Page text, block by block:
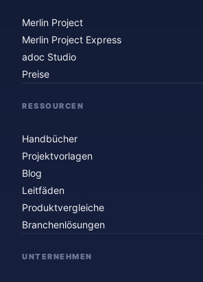
Merlin Project
Merlin Project Express
adoc Studio
Preise
RESSOURCEN
Handbücher
Projektvorlagen
Blog
Leitfäden
Produktvergleiche
Branchenlösungen
UNTERNEHMEN